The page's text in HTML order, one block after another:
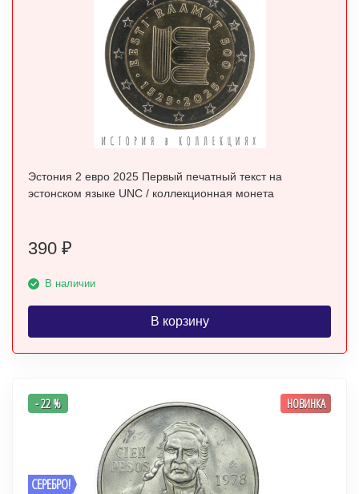
Эстония 2 евро 2025 Первый печатный текст на
эстонском языке UNC / коллекционная монета
390 ₽
В наличии
В корзину
СЕРЕБРО!
- 22 % НОВИНКА